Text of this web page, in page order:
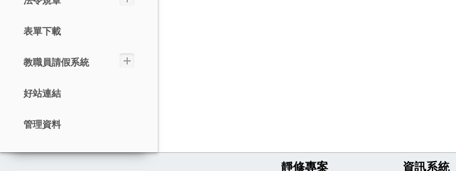
表單下載
教職員請假系統
好站連結
管理資料
靜修專案 資訊系統